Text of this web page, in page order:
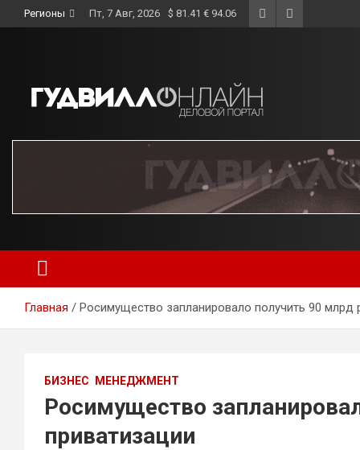
to
Регионы Пт, 7 Авг, 2026 $ 81.41 € 94.06
Главная Росимущество запланировало получить 90 млрд
БИЗНЕС МЕНЕДЖМЕНТ
Росимущество
приватизации